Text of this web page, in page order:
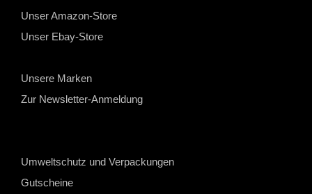
Unser Amazon-Store
Unser Ebay-Store
Unsere Marken
Zur Newsletter-Anmeldung
Umweltschutz und Verpackungen
Gutscheine